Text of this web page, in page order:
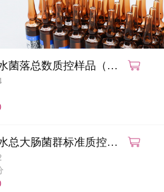
菌落总数质控样品（平
总大肠菌群标准质控样
酵法）
品